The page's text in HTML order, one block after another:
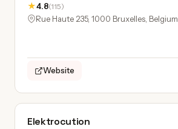
★4.8(115)
Rue Haute 235, 1000 Bruxelles, Belgium
Website
Elektrocution